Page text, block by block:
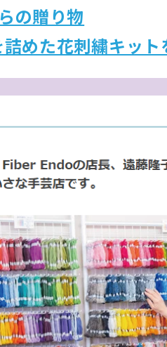
の贈り物
めた花刺繍キット